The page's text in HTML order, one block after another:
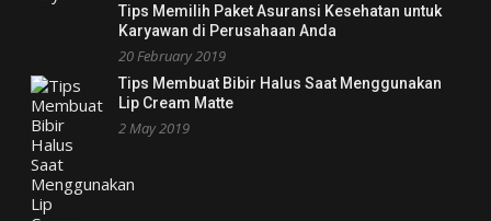
Tips Memilih Paket Asuransi Kesehatan untuk
Karyawan di Perusahaan Anda
20 February 2019
Tips Membuat Bibir Halus Saat Menggunakan
Lip Cream Matte
2 May 2019